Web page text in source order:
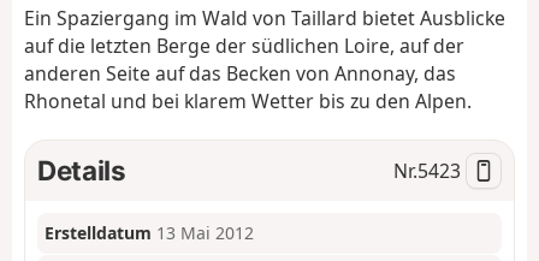
a
Ein Spaziergang im Wald von Taillard bietet Ausblicke
auf die letzten Berge der südlichen Loire, auf der
anderen Seite auf das Becken von Annonay, das
Rhonetal und bei klarem Wetter bis zu den Alpen.
Details Nr.5423
Erstelldatum 13 Mai 2012